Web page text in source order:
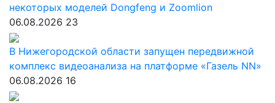
некоторых моделей Dongfeng и Zoomlion
06.08.2026 23
В Нижегородской области запущен передвижной
комплекс видеоанализа на платформе «Газель NN»
06.08.2026 16